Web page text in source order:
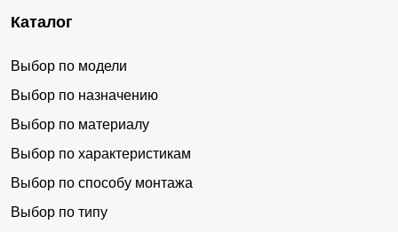
Каталог
Выбор по модели
Выбор по назначению
Выбор по материалу
Выбор по характеристикам
Выбор по способу монтажа
Выбор по типу